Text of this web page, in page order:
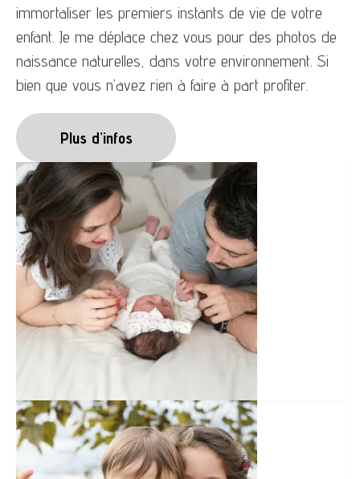
immortaliser les premiers instants de vie de votre
enfant. Je me déplace chez vous pour des photos de
naissance naturelles, dans votre environnement. Si
bien que vous n’avez rien à faire à part profiter.
Plus d’infos